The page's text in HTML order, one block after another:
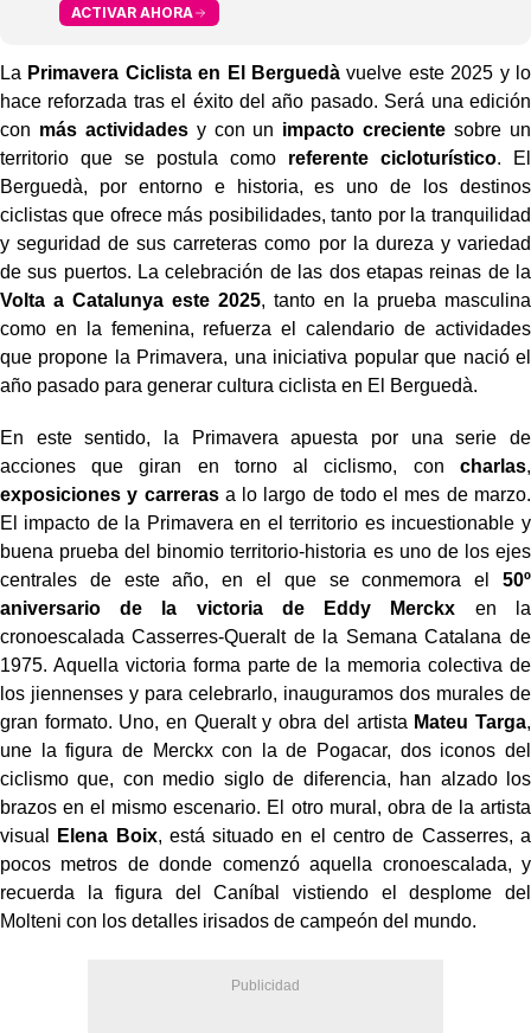
ACTIVAR AHORA
La Primavera Ciclista en El Berguedàvuelve este 2025 y lo
hace reforzada tras el éxito del año pasado. Será una edición
con más actividadesy con un impacto creciente sobre un
territorio que se postula comoreferente cicloturístico. El
Berguedà, por entorno e historia, es uno de los destinos
ciclistas que ofrece más posibilidades, tanto por la tranquilidad
y seguridad de sus carreteras como por la dureza y variedad
de sus puertos. La celebración de las dos etapas reinas de la
Volta a Catalunya este 2025, tanto en la prueba masculina
como en la femenina, refuerza el calendario de actividades
que propone la Primavera, una iniciativa popular que nació el
año pasado para generar cultura ciclista en El Berguedà.
En este sentido, la Primavera apuesta por una serie de
acciones que giran en torno al ciclismo, con charlas,
exposiciones y carrerasa lo largo de todo el mes de marzo.
El impacto de la Primavera en el territorio es incuestionable y
buena prueba del binomio territorio-historia es uno de los ejes
centrales de este año, en el que se conmemora el 50º
aniversario de la victoria de Eddy Merckx en la
cronoescalada Casserres-Queralt de la Semana Catalana de
1975. Aquella victoria forma parte de la memoria colectiva de
los jiennenses y para celebrarlo, inauguramos dos murales de
gran formato. Uno, en Queralt y obra del artista Mateu Targa,
une la figura de Merckx con la de Pogacar, dos iconos del
ciclismo que, con medio siglo de diferencia, han alzado los
brazos en el mismo escenario. El otro mural, obra de la artista
visual
Elena Boix, está situado en el centro de Casserres, a
pocos metros de donde comenzó aquella cronoescalada, y
recuerda la figura del Caníbal vistiendo el desplome del
Molteni con los detalles irisados de campeón del mundo.